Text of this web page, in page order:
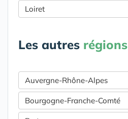
Loiret
Les autres régions
Auvergne-Rhône-Alpes
Bourgogne-Franche-Comté